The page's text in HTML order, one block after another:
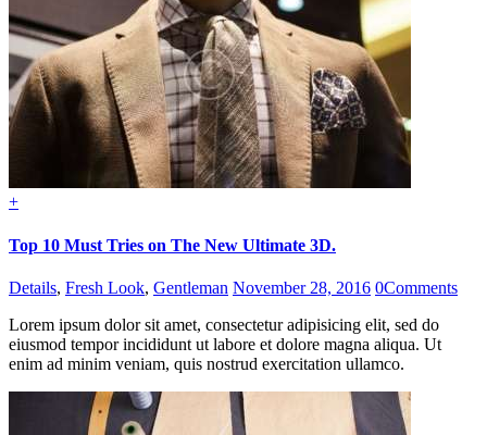
+
Top 10 Must Tries on The New Ultimate 3D.
Details, Fresh Look, Gentleman November 28, 2016 0Comments
Lorem ipsum dolor sit amet, consectetur adipisicing elit, sed do
eiusmod tempor incididunt ut labore et dolore magna aliqua. Ut
enim ad minim veniam, quis nostrud exercitation ullamco.